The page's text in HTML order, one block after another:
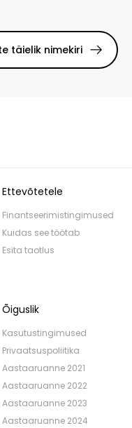
täielik nimekiri
Ettevõtetele
Finantseerimistingimused
Kuidas see töötab
Esita taotlus
Õiguslik
Kasutustingimused
Privaatsuspoliitika
Aastaaruanne 2021
Aastaaruanne 2022
Aastaaruanne 2023
Aastaaruanne 2024